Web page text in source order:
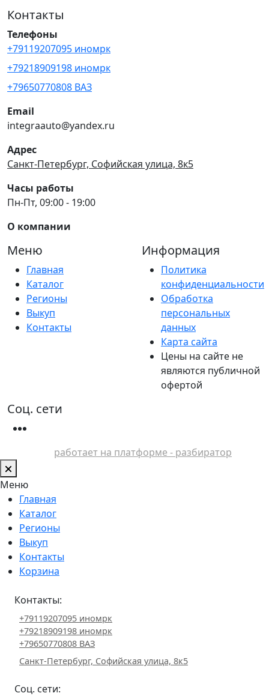
Контакты
Телефоны
+79119207095 иномрк
+79218909198 иномрк
+79650770808 ВАЗ
Email
integraauto@yandex.ru
Адрес
Санкт-Петербург, Софийская улица, 8к5
Часы работы
Пн-Пт, 09:00 - 19:00
О компании
Меню
Главная
Каталог
Регионы
Выкуп
Контакты
Информация
Политика
конфиденциальности
Обработка
персональных
данных
Карта сайта
Цены на сайте не
являются публичной
офертой
Соц. сети
работает на платформе - разбиратор
Меню
Главная
Каталог
Регионы
Выкуп
Контакты
Корзина
Контакты:
+79119207095 иномрк
+79218909198 иномрк
+79650770808 ВАЗ
Санкт-Петербург, Софийская улица, 8к5
Соц. сети: